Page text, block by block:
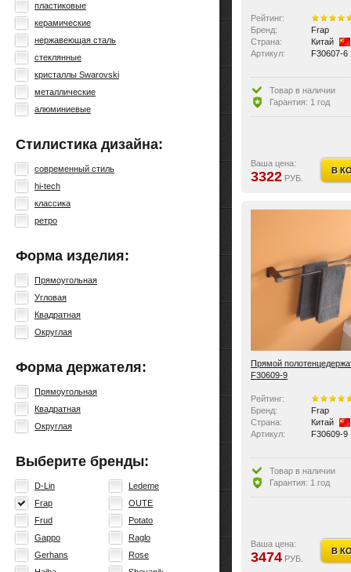
пластиковые
керамические
нержавеющая сталь
стеклянные
кристаллы Swarovski
металлические
алюминиевые
Стилистика дизайна:
современный стиль
hi-tech
классика
ретро
Форма изделия:
Прямоугольная
Угловая
Квадратная
Округлая
Форма держателя:
Прямоугольная
Квадратная
Округлая
Выберите бренды:
D-Lin
Frap
Frud
Gappo
Gerhans
Ledeme
OUTE
Potato
Raglo
Rose
Рейтинг:
Бренд:
Frap
Страна:
Китай
Артикул:
F30607-6
Товар в наличии
Гарантия: 1 год
Ваша цена:
3322 РУБ.
В
Прямой
F30609-9
Рейтинг:
Бренд:
Frap
Страна:
Китай
Артикул:
F30609-9
Товар в наличии
Гарантия: 1 год
Ваша цена:
3474 РУБ.
В